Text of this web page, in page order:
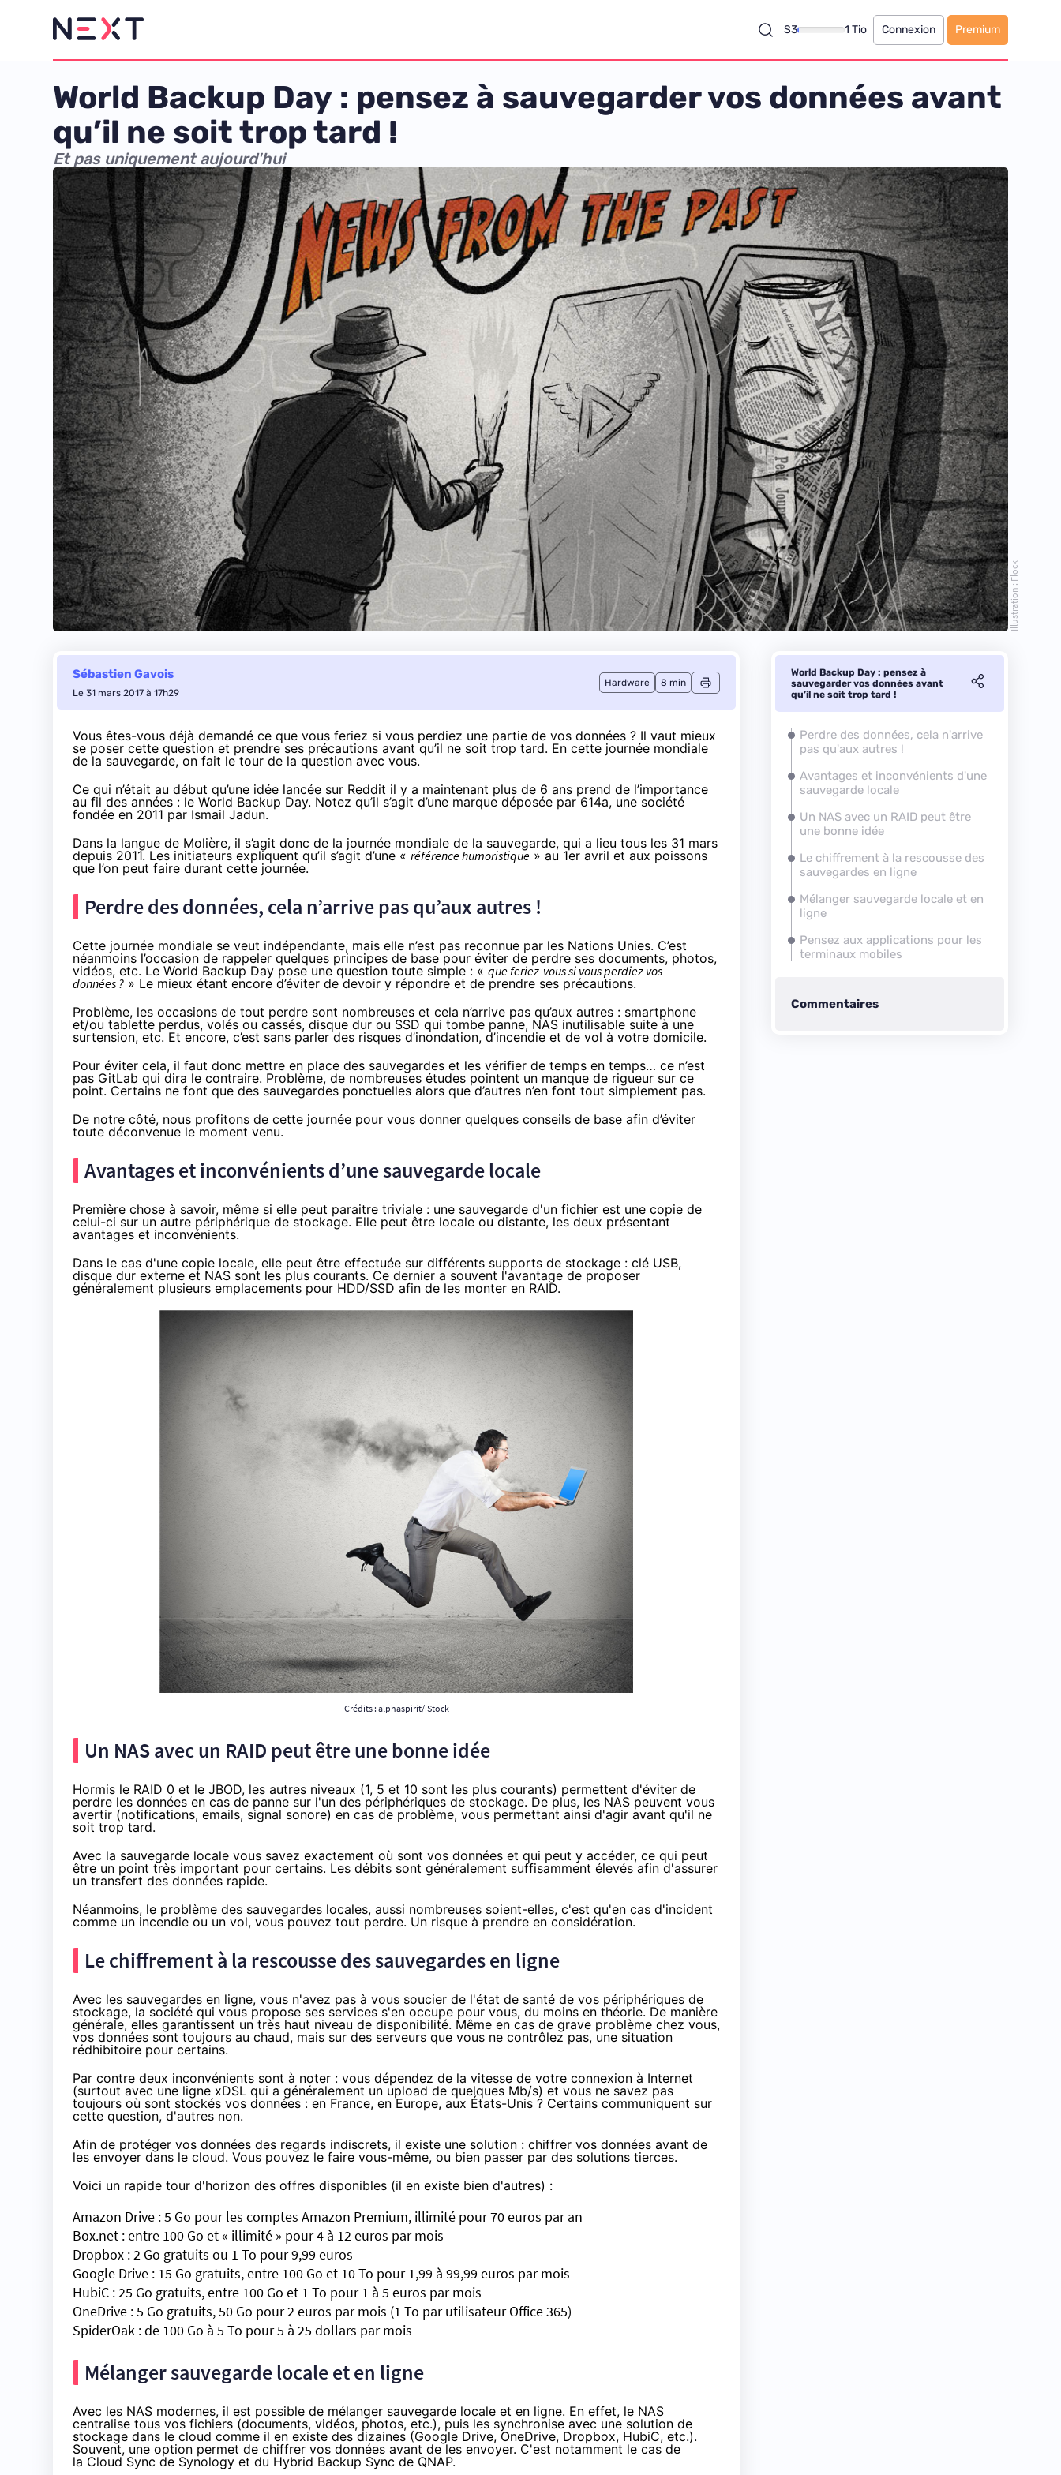
S3 1 Tio Connexion Premium
World Backup Day : pensez à sauvegarder vos données avant
qu’il ne soit trop tard !
Et pas uniquement aujourd'hui
Illustration : Flock
Sébastien Gavois
Le 31 mars 2017 à 17h29
Hardware 8 min
Vous êtes-vous déjà demandé ce que vous feriez si vous perdiez une partie de vos données ? Il vaut mieux
se poser cette question et prendre ses précautions avant qu’il ne soit trop tard. En cette journée mondiale
de la sauvegarde, on fait le tour de la question avec vous.
Ce qui n’était au début qu’une idée lancée sur Reddit il y a maintenant plus de 6 ans prend de l’importance
au fil des années : le World Backup Day. Notez qu’il s’agit d’une marque déposée par614a, une société
fondée en 2011 par Ismail Jadun.
Dans la langue de Molière, il s’agit donc de la journée mondiale de la sauvegarde, qui a lieu tous les 31 mars
depuis 2011. Les initiateurs expliquent qu’il s’agit d’une « référence humoristique » au 1er avril et aux poissons
que l’on peut faire durant cette journée.
Perdre des données, cela n’arrive pas qu’aux autres !
Cette journée mondiale se veut indépendante, mais elle n’est pas reconnue par les Nations Unies. C’est
néanmoins l’occasion de rappeler quelques principes de base pour éviter de perdre ses documents, photos,
vidéos, etc. Le World Backup Day pose une question toute simple : « que feriez-vous si vous perdiez vos
données ? » Le mieux étant encore d’éviter de devoir y répondre et de prendre ses précautions.
Problème, les occasions de tout perdre sont nombreuses et cela n’arrive pas qu’aux autres : smartphone
et/ou tablette perdus, volés ou cassés, disque dur ou SSD qui tombe panne, NAS inutilisable suite à une
surtension, etc. Et encore, c’est sans parler des risques d’inondation, d’incendie et de vol à votre domicile.
Pour éviter cela, il faut donc mettre en place des sauvegardes et les vérifier de temps en temps… ce n’est
pas GitLab qui dira le contraire. Problème, de nombreuses études pointent un manque de rigueur sur ce
point. Certains ne font que des sauvegardes ponctuelles alors que d’autres n’en font tout simplement pas.
De notre côté, nous profitons de cette journée pour vous donner quelques conseils de base afin d’éviter
toute déconvenue le moment venu.
Avantages et inconvénients d’une sauvegarde locale
Première chose à savoir, même si elle peut paraitre triviale : une sauvegarde d'un fichier est une copie de
celui-ci sur un autre périphérique de stockage. Elle peut être locale ou distante, les deux présentant
avantages et inconvénients.
Dans le cas d'une copie locale, elle peut être effectuée sur différents supports de stockage : clé USB,
disque dur externe et NAS sont les plus courants. Ce dernier a souvent l'avantage de proposer
généralement plusieurs emplacements pour HDD/SSD afin de les monter en RAID.
Crédits : alphaspirit/iStock
Un NASavec un RAID peut être une bonne idée
Hormis le RAID 0 et le JBOD, les autres niveaux (1, 5 et 10 sont les plus courants) permettent d'éviter de
perdre les données en cas de panne sur l'un des périphériques de stockage. De plus, les NAS peuvent vous
avertir (notifications, emails, signal sonore) en cas de problème, vous permettant ainsi d'agir avant qu'il ne
soit trop tard.
Avec la sauvegarde locale vous savez exactement où sont vos données et qui peut y accéder, ce qui peut
être un point très important pour certains. Les débits sont généralement suffisamment élevés afin d'assurer
un transfert des données rapide.
Néanmoins, le problème des sauvegardes locales, aussi nombreuses soient-elles, c'est qu'en cas d'incident
comme un incendie ou un vol, vous pouvez tout perdre. Un risque à prendre en considération.
Lechiffrementà la rescousse des sauvegardes en ligne
Avec les sauvegardes en ligne, vous n'avez pas à vous soucier de l'état de santé de vos périphériques de
stockage, la société qui vous propose ses services s'en occupe pour vous, du moins en théorie. De manière
générale, elles garantissent un très haut niveau de disponibilité. Même en cas de grave problème chez vous,
vos données sont toujours au chaud, mais sur des serveurs que vous ne contrôlez pas, une situation
rédhibitoire pour certains.
Par contre deux inconvénients sont à noter : vous dépendez de la vitesse de votre connexion à Internet
(surtout avec une ligne xDSL qui a généralement un upload de quelques Mb/s) et vous ne savez pas
toujours où sont stockés vos données : en France, en Europe, aux États-Unis ? Certains communiquent sur
cette question, d'autres non.
Afin de protéger vos données des regards indiscrets, il existe une solution : chiffrer vos données avant de
les envoyer dans le cloud. Vous pouvez le faire vous-même, ou bien passer par des solutions tierces.
Voici un rapide tour d'horizon des offres disponibles (il en existe bien d'autres) :
Amazon Drive : 5 Go pour les comptes Amazon Premium, illimité pour 70 euros par an
Box.net : entre 100 Go et « illimité » pour 4 à 12 euros par mois
Dropbox : 2 Go gratuits ou 1 To pour 9,99 euros
Google Drive : 15 Go gratuits, entre 100 Go et 10 To pour 1,99 à 99,99 euros par mois
HubiC : 25 Go gratuits, entre 100 Go et 1 To pour 1 à 5 euros par mois
OneDrive : 5 Go gratuits, 50 Go pour 2 euros par mois (1 To par utilisateurOffice 365)
SpiderOak : de 100 Go à 5 To pour 5 à 25 dollars par mois
Mélanger sauvegarde locale et en ligne
Avec les NAS modernes, il est possible de mélanger sauvegarde locale et en ligne. En effet, le NAS
centralise tous vos fichiers (documents, vidéos, photos, etc.), puis les synchronise avec une solution de
stockage dans le cloud comme il en existe des dizaines (Google Drive, OneDrive, Dropbox, HubiC, etc.).
Souvent, une option permet de chiffrer vos données avant de les envoyer. C'est notamment le cas de
la Cloud Sync de Synology et du Hybrid Backup Sync de QNAP.
World Backup Day : pensez à
sauvegarder vos données avant
qu’il ne soit trop tard !
Perdre des données, cela n'arrive
pas qu'aux autres !
Avantages et inconvénients d'une
sauvegarde locale
Un NAS avec un RAID peut être
une bonne idée
Le chiffrement à la rescousse des
sauvegardes en ligne
Mélanger sauvegarde locale et en
ligne
Pensez aux applications pour les
terminaux mobiles
Commentaires